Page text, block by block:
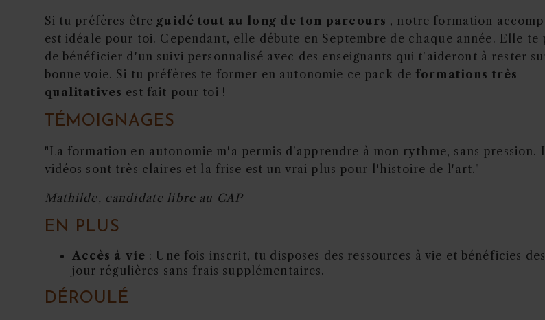
Si tu préfères être guidé tout au long de ton parcours , notre formation
est idéale pour toi. Cependant, elle débute en Septembre de chaque année. Elle te
de bénéficier d'un suivi personnalisé avec des enseignants qui t'aideront à rester
bonne voie. Si tu préfères te former en autonomie ce pack deformations très
qualitatives est fait pour toi !
TÉMOIGNAGES
"La formation en autonomie m'a permis d'apprendre à mon rythme, sans pression.
vidéos sont très claires et la frise est un vrai plus pour l'histoire de l'art."
Mathilde, candidate libre au CAP
EN PLUS
Accès à vie : Une fois inscrit, tu disposes des ressources à vie et bénéficies des
jour régulières sans frais supplémentaires.
DÉROULÉ